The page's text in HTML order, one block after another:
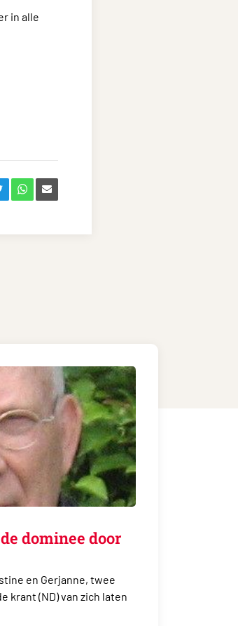
in alle
dominee door
en Gerjanne, twee
krant (ND) van zich laten